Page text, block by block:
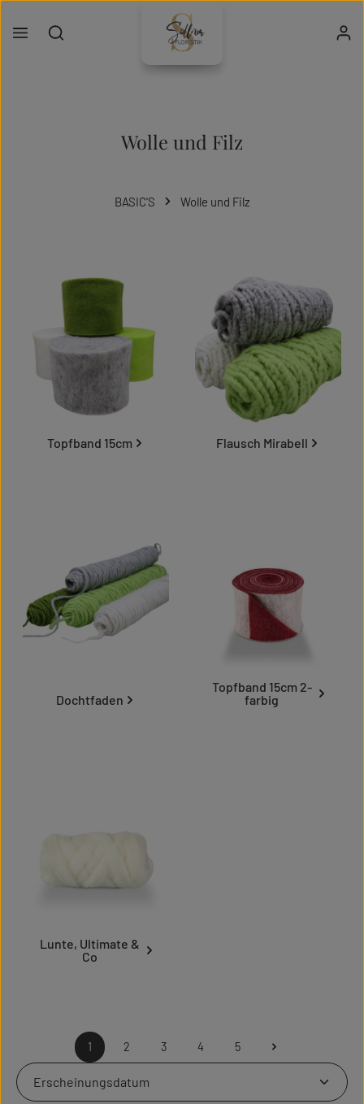
Wolle und Filz
BASIC'S Wolle und Filz
Topfband 15cm Flausch Mirabell
Dochtfaden
Topfband 15cm 2-
farbig
Lunte, Ultimate &
Co
Seite
1
Seite
2
Seite
3
Seite
4
Seite
5